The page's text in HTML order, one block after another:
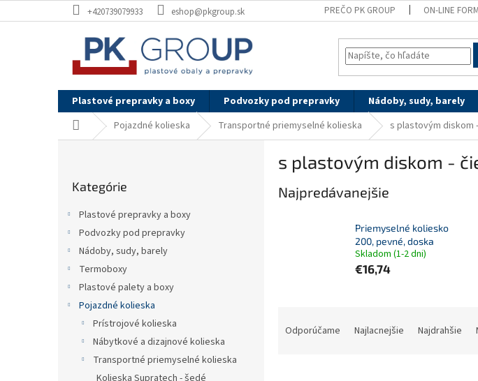
na
+420739079933 eshop@pkgroup.sk PREČO PK GROUP ON-LINE
Plastové prepravky a boxy Podvozky pod prepravky Nádoby, sudy, barely
DomovPojazdné kolieska Transportné priemyselné kolieska s plastovým diskom
kategórie
Kategórie
Plastové prepravky a boxy
Podvozky pod prepravky
Nádoby, sudy, barely
Termoboxy
Plastové palety a boxy
Pojazdné kolieska
Prístrojové kolieska
Nábytkové a dizajnové kolieska
Transportné priemyselné kolieska
Kolieska Supratech - šedé
s plastovým diskom -
Najpredávanejšie
Priemyselné koliesko
200, pevné, doska
Skladom (1-2 dni)
€16,74
Odporúčame Najlacnejšie Najdrahšie